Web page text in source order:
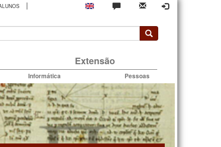
|
Extensão
Informática Pessoas